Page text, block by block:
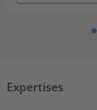
Expertises